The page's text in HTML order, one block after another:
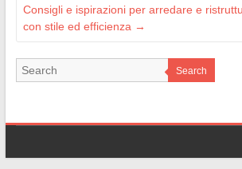
Consigli e ispirazioni per arredare e
con stile ed efficienza →
Search